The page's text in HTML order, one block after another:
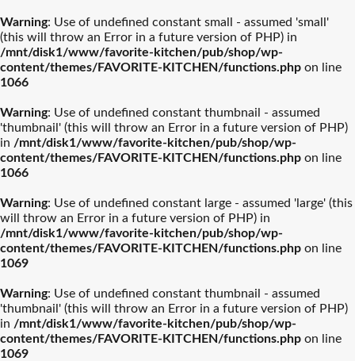
Warning: Use of undefined constant small - assumed 'small'
(this will throw an Error in a future version of PHP) in
/mnt/disk1/www/favorite-kitchen/pub/shop/wp-
content/themes/FAVORITE-KITCHEN/functions.php on line
1066
Warning: Use of undefined constant thumbnail - assumed
'thumbnail' (this will throw an Error in a future version of PHP)
in /mnt/disk1/www/favorite-kitchen/pub/shop/wp-
content/themes/FAVORITE-KITCHEN/functions.php on line
1066
Warning: Use of undefined constant large - assumed 'large' (this
will throw an Error in a future version of PHP) in
/mnt/disk1/www/favorite-kitchen/pub/shop/wp-
content/themes/FAVORITE-KITCHEN/functions.php on line
1069
Warning: Use of undefined constant thumbnail - assumed
'thumbnail' (this will throw an Error in a future version of PHP)
in /mnt/disk1/www/favorite-kitchen/pub/shop/wp-
content/themes/FAVORITE-KITCHEN/functions.php on line
1069
ストウブ カネスズセラミックス
ビクトリノックス イッタラ
カメヤマ ルミナラ
すすめギフト
出産祝おすすめギフト 新築祝おすすめギフト
プレート・器人気
ランキング
カトラリー人気ル
ランキング